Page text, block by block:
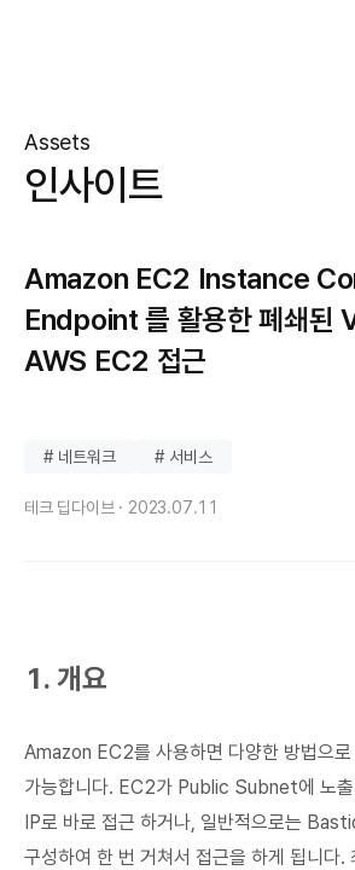
Assets
인사이트
Amazon EC2 Instance
Endpoint 를 활용한 폐쇄된
AWS EC2 접근
# 네트워크 # 서비스
테크 딥다이브 · 2023.07.11
1. 개요
Amazon EC2를 사용하면 다양한 방법으로
가능합니다. EC2가 Public Subnet에 노
IP로 바로 접근 하거나, 일반적으로는
구성하여 한 번 거쳐서 접근을 하게 됩니다.